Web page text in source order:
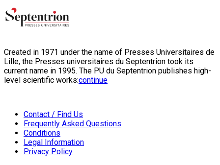
Created in 1971 under the name of Presses Universitaires de
Lille, the Presses universitaires du Septentrion took its
current name in 1995. The PU du Septentrion publishes high-
level scientific works:continue
Contact / Find Us
Frequently Asked Questions
Conditions
Legal Information
Privacy Policy